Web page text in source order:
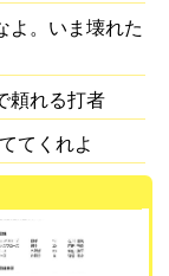
よ。いま壊れた
頼れる打者
てくれよ